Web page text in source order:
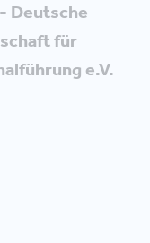
Deutsche
für
e.V.